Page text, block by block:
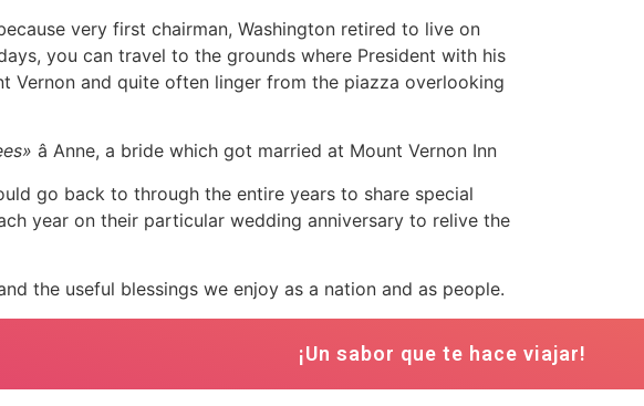
very first chairman, Washington retired to live on
you can travel to the grounds where President with his
Vernon and quite often linger from the piazza overlooking
â Anne, a bride which got married at Mount Vernon Inn
go back to through the entire years to share special
year on their particular wedding anniversary to relive the
the useful blessings we enjoy as a nation and as people.
¡Un sabor que te hace viajar!